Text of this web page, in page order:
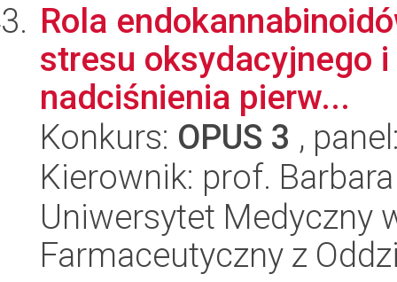
Rola
stresu oksydacyjnego
nadciśnienia pierw...
Konkurs: OPUS 3 ,
Kierownik: prof.
Uniwersytet Medyczny
Farmaceutyczny z